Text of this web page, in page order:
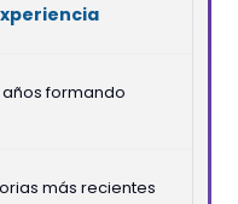
años formando
más recientes